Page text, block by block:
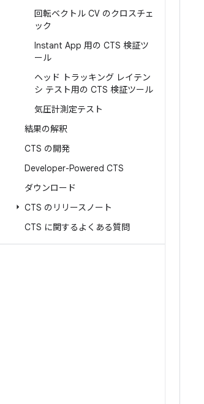
回転ベクトル CV のクロスチェ
ック
Instant App 用の CTS 検証ツ
ール
ヘッド トラッキング レイテン
シ テスト用の CTS 検証ツール
気圧計測定テスト
結果の解釈
CTS の開発
Developer-Powered CTS
ダウンロード
CTS のリリースノート
CTS に関するよくある質問